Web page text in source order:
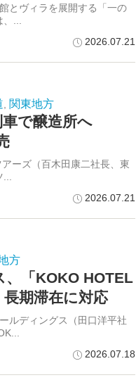
とヴィラを展開する「一の
...
2026.07.21
関東地方
車で醸造所へ
ーズ（百木田康二社長、東
2026.07.21
方
「KOKO HOTEL
期滞在に対応
ルディングス（田口洋平社
2026.07.18